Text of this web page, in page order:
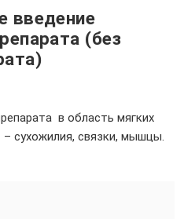
введение
(без
в область мягких
сухожилия, связки, мышцы.